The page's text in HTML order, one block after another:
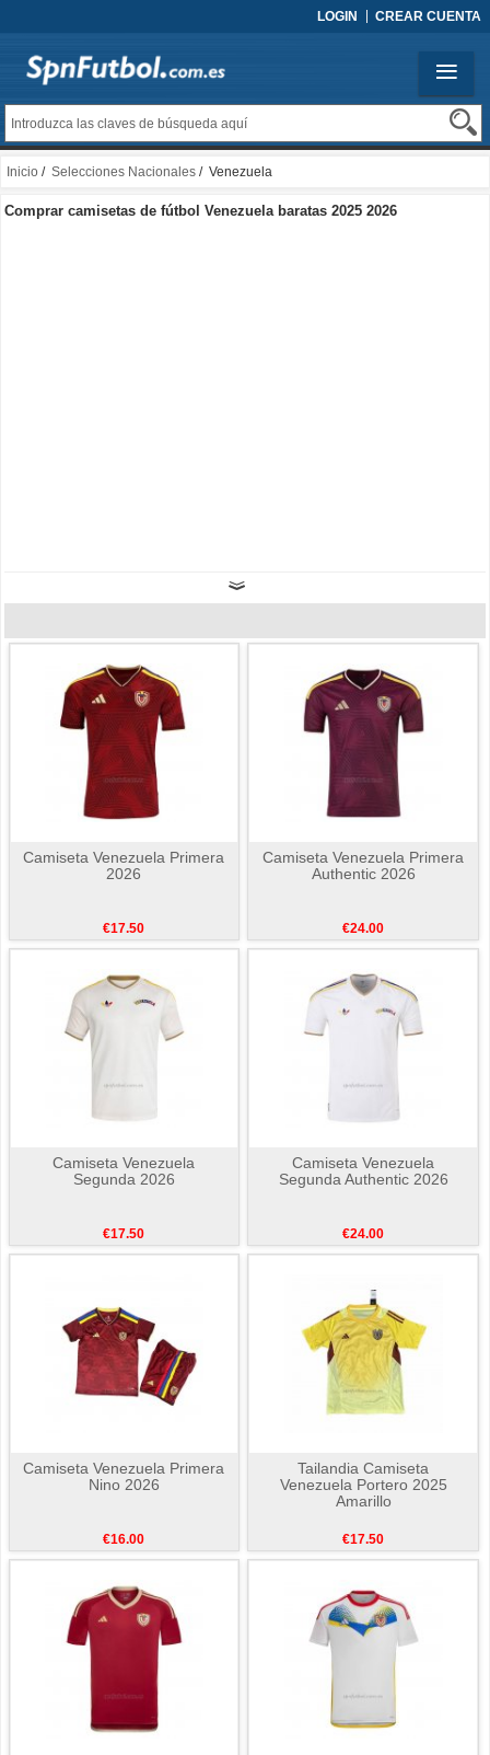
LOGIN CREAR CUENTA
Inicio / Selecciones Nacionales / Venezuela
Comprar camisetas de fútbol Venezuela baratas 2025 2026
Camiseta Venezuela Primera
2026
€17.50
Camiseta Venezuela Primera
Authentic 2026
€24.00
Camiseta Venezuela
Segunda 2026
€17.50
Camiseta Venezuela
Segunda Authentic 2026
€24.00
Camiseta Venezuela Primera
Nino 2026
€16.00
Tailandia Camiseta
Venezuela Portero 2025
Amarillo
€17.50